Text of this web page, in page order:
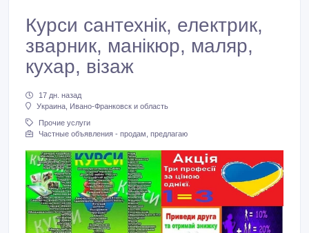
Курси сантехнік, електрик,
зварник, манікюр, маляр,
кухар, візаж
17 дн. назад
Украина, Ивано-Франковск и область
Прочие услуги
Частные объявления - продам, предлагаю